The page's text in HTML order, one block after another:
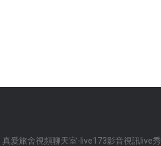
真愛旅舍視頻聊天室-live173影音視訊live秀